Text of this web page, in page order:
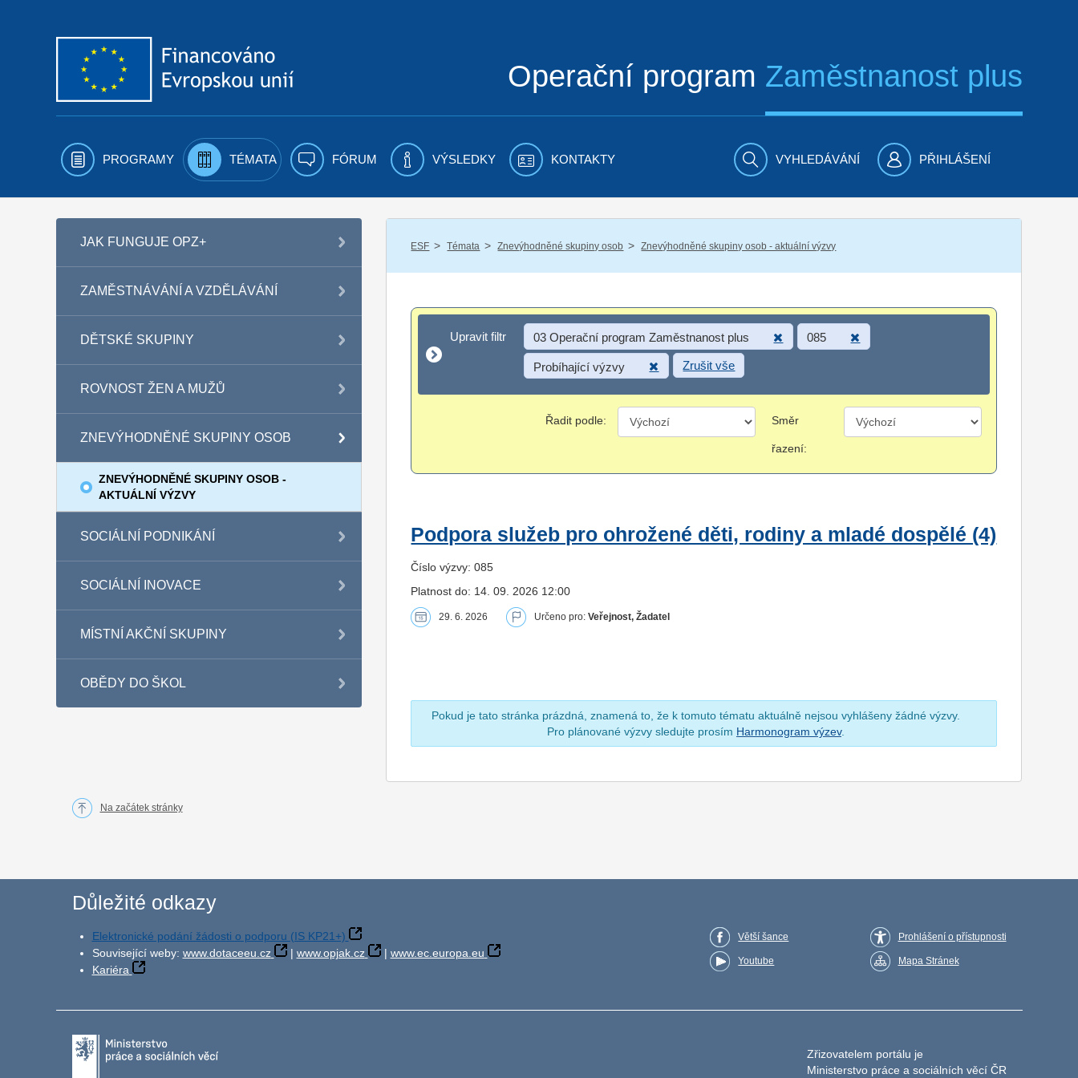
Operační program Zaměstnanost plus
PROGRAMY TÉMATA FÓRUM VÝSLEDKY KONTAKTY VYHLEDÁVÁNÍ PŘIHLÁŠENÍ
JAK FUNGUJE OPZ+
ZAMĚSTNÁVÁNÍ A VZDĚLÁVÁNÍ
DĚTSKÉ SKUPINY
ROVNOST ŽEN A MUŽŮ
ZNEVÝHODNĚNÉ SKUPINY OSOB
ZNEVÝHODNĚNÉ SKUPINY OSOB -
AKTUÁLNÍ VÝZVY
SOCIÁLNÍ PODNIKÁNÍ
SOCIÁLNÍ INOVACE
MÍSTNÍ AKČNÍ SKUPINY
OBĚDY DO ŠKOL
ESF / Témata / Znevýhodněné skupiny osob / Znevýhodněné skupiny osob - aktuální výzvy
Upravit filtr
Upravit filtr 03 Operační program Zaměstnanost plus 085
Probíhající výzvy Zrušit vše
Řadit podle: Směr
řazení:
Podpora služeb pro ohrožené děti, rodiny a mladé dospělé (4)
Číslo výzvy: 085
Platnost do: 14. 09. 2026 12:00
29. 6. 2026 Určeno pro:Veřejnost, Žadatel
Pokud je tato stránka prázdná, znamená to, že k tomuto tématu aktuálně nejsou vyhlášeny žádné výzvy.
Pro plánované výzvy sledujte prosím Harmonogram výzev.
Na začátek stránky
Důležité odkazy
Elektronické podání žádosti o podporu (IS KP21+)
Související weby: www.dotaceeu.cz | www.opjak.cz | www.ec.europa.eu
Kariéra
Větší šance
Youtube
Prohlášení o přístupnosti
Mapa Stránek
Zřizovatelem portálu je
Ministerstvo práce a sociálních věcí ČR